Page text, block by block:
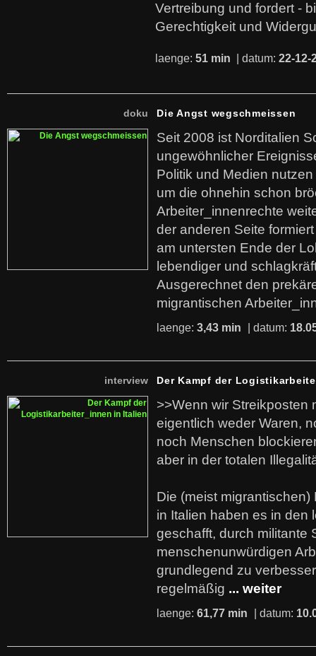
Vertreibung und fordert -
Gerechtigkeit und
laenge: 51 min | datum: 22-12-
doku Die Angst wegschmeissen
Seit 2008 ist Norditalien
ungewöhnlicher
Politik und Medien
um die ohnehin schon
Arbeiter_innenrechte
der anderen Seite
am untersten Ende der
lebendiger und
Ausgerechnet den
migrantischen
laenge: 3,43 min | datum:
interview Der Kampf der
>>Wenn wir Streikposten
eigentlich weder Waren,
noch Menschen
aber in der totalen
Die (meist
in Italien haben es in den
geschafft, durch militante
menschenunwürdigen
grundlegend zu
regelmäßig ... weiter
laenge: 61,77 min | datum: